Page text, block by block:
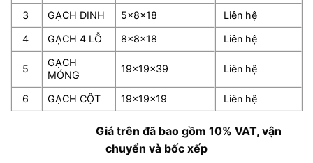
3
GẠCH ĐINH 5x8x18
Liên hệ
4
GẠCH 4 LỖ 8x8x18 Liên hệ
5
GẠCH
MÓNG
19x19x39 Liên hệ
6 GẠCH CỘT 19x19x19 Liên hệ
Giá trên đã bao gồm 10% VAT, vận
chuyển và bốc xếp